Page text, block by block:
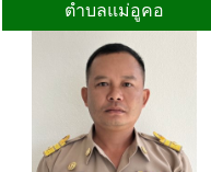
ตำบลแม่อูคอ